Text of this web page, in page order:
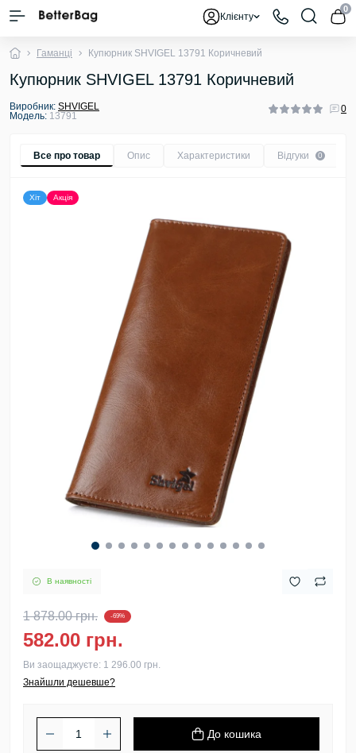
Клієнту
0
Гаманці Купюрник SHVIGEL 13791 Коричневий
Купюрник SHVIGEL 13791 Коричневий
Виробник: SHVIGEL
Модель: 13791
0
Все про товар Опис Характеристики Відгуки 0
Хіт Акція
В наявності
1 878.00 грн. -69%
582.00 грн.
Ви заощаджуєте: 1 296.00 грн.
Знайшли дешевше?
До кошика